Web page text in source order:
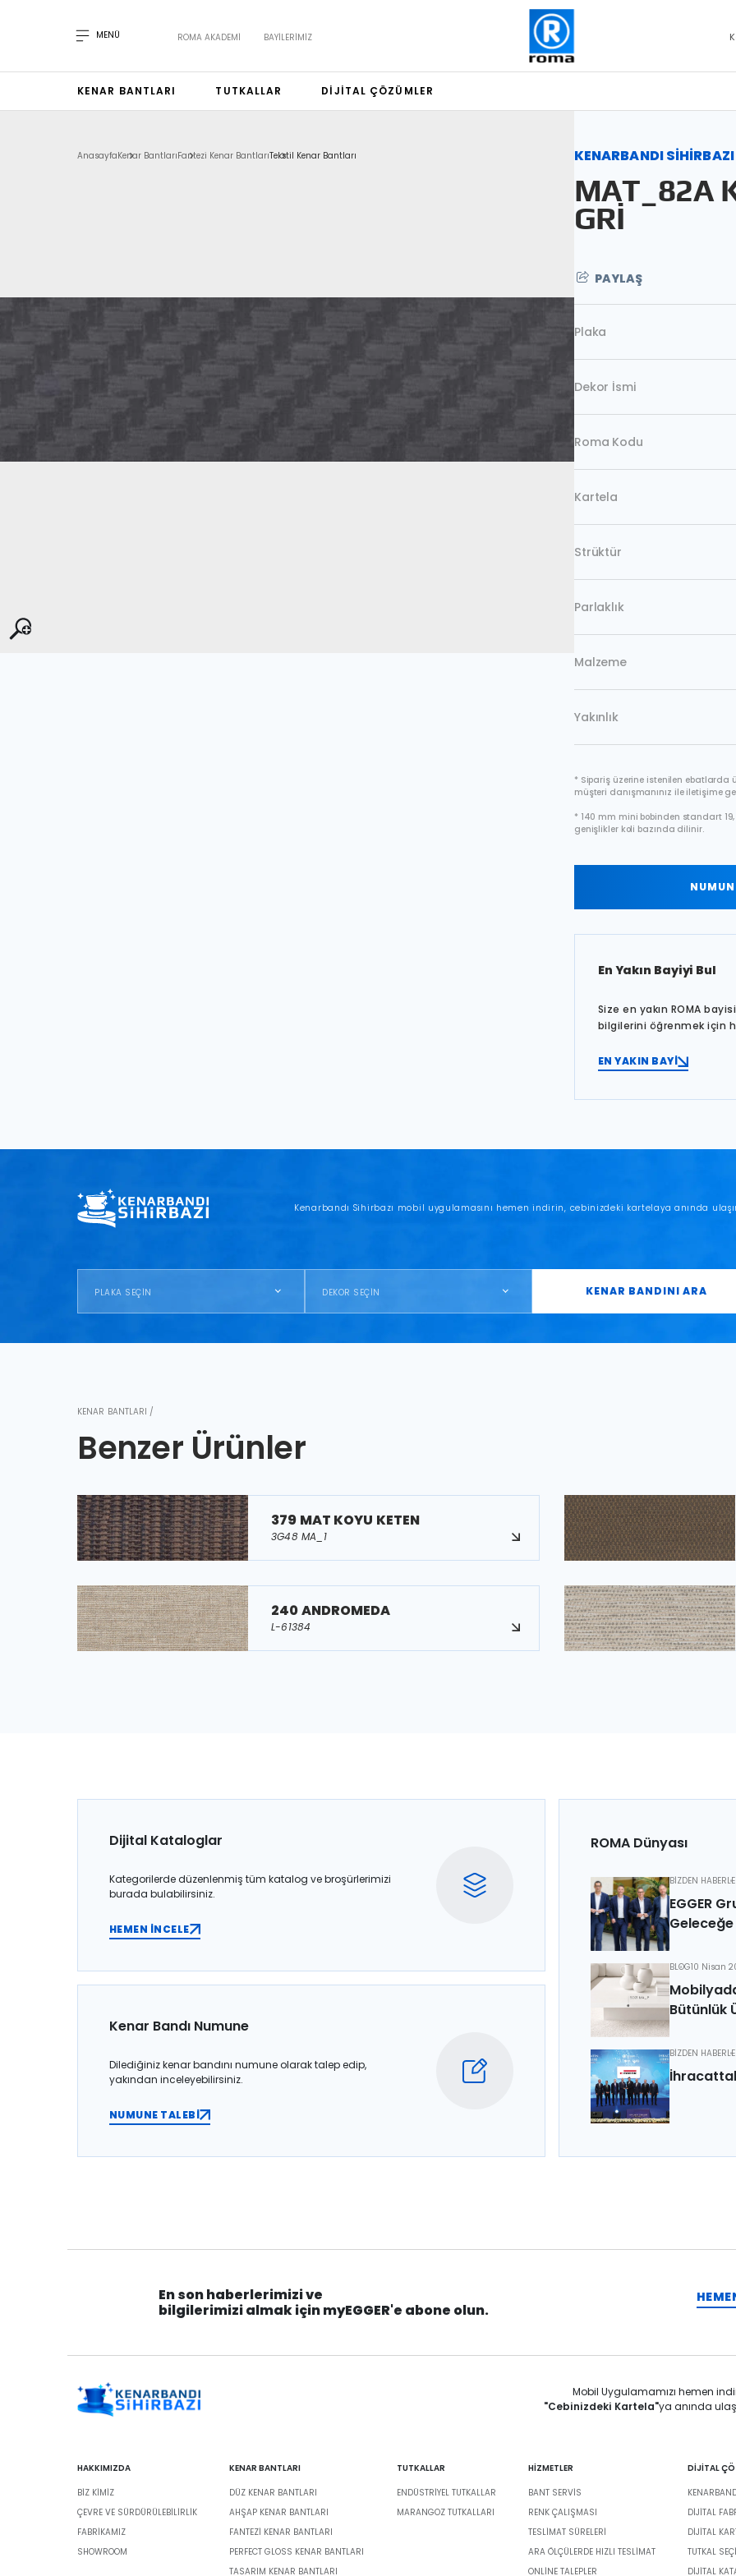
MENÜ ROMA AKADEMI BAYILERIMIZ
KENAR BANTLARI TUTKALLAR DIJITAL ÇÖZÜMLER
AnasayfaKenar BantlarıFantezi Kenar BantlarıTekstil Kenar Bantları KENARBANDI SİHİRBAZI
MAT_82A
GRİ
PAYLAŞ
Plaka
Dekor İsmi
Roma Kodu
Kartela
Strüktür
Parlaklık
Malzeme
Yakınlık
* Sipariş üzerine istenilen ebatlarda
müşteri danışmanınız ile iletişime
* 140 mm mini bobinden standart
genişlikler koli bazında dilinir.
En Yakın Bayiyi Bul
Size en yakın ROMA
bilgilerini öğrenmek için
EN YAKIN BAYİ
Kenarbandı Sihirbazı mobil uygulamasını hemen indirin, cebinizdeki kartelaya anında
PLAKA SEÇİN DEKOR SEÇİN KENAR BANDINI ARA
KENAR BANTLARI /
Benzer Ürünler
379 MAT KOYU KETEN
3G48 MA_1
240 ANDROMEDA
L-61384
Dijital Kataloglar
Kategorilerde düzenlenmiş tüm katalog ve broşürlerimizi
burada bulabilirsiniz.
HEMEN İNCELE
Kenar Bandı Numune
Dilediğiniz kenar bandını numune olarak talep edip,
yakından inceleyebilirsiniz.
NUMUNE TALEBİ
ROMA Dünyası
BİZDEN
EGGER
Geleceğe
BLOG10 Nisan
Bütünlük
BİZDEN
En son haberlerimizi ve
bilgilerimizi almak için myEGGER'e abone olun.
Mobil Uygulamamızı hemen
"Cebinizdeki Kartela"ya anında
HAKKIMIZDA
BIZ KIMIZ
ÇEVRE VE SÜRDÜRÜLEBILIRLIK
FABRİKAMIZ
SHOWROOM
KENAR BANTLARI
DÜZ KENAR BANTLARI
AHŞAP KENAR BANTLARI
FANTEZI KENAR BANTLARI
PERFECT GLOSS KENAR BANTLARI
TASARIM KENAR BANTLARI
TUTKALLAR
ENDÜSTRIYEL TUTKALLAR
MARANGOZ TUTKALLARI
HİZMETLER
BANT SERVIS
RENK ÇALIŞMASI
TESLIMAT SÜRELERI
ARA ÖLÇÜLERDE HIZLI TESLIMAT
ONLINE TALEPLER
DİJİTAL
DIJITAL
DİJİTAL
TUTKAL
DIJITAL